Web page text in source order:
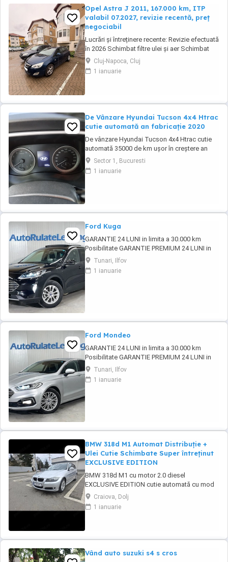
Opel Astra J 2011, 167.000 km, ITP
valabil 07.2027, revizie recentă, preț
negociabil
Lucrări și întreținere recente: Revizie efectuată
în 2026 Schimbat filtre ulei și aer Schimbat
ulei: 6L GM 5W30 Schimbat compresor climă
Schimbat furtun gaze retur ulei Curățat filtru
de particule DPF Curățată baie ulei Distribuție
Cluj-Napoca, Cluj
1 ianuarie
De Vânzare Hyundai Tucson 4x4 Htrac
cutie automată an fabricație 2020
De vânzare Hyundai Tucson 4x4 Htrac cutie
automată 35000 de km ușor în creștere an
fabricație 2020 ,anul trecut a ieșit din garanție,
revizie efectuată la 30000 de km ,schimb ulei
și filtre.Climă automată,volan îmbrăcat în piele
Sector 1, Bucuresti
1 ianuarie
Ford Kuga
GARANTIE 24 LUNI in limita a 30.000 km
Posibilitate GARANTIE PREMIUM 24 LUNI in
limita a 50.000 km Posibilitate finantare cu
avans 0% pe o perioada de maxim 6 ani
Aprobare garantata credit pentru persoane
Tunari, Ilfov
1 ianuarie
Ford Mondeo
GARANTIE 24 LUNI in limita a 30.000 km
Posibilitate GARANTIE PREMIUM 24 LUNI in
limita a 50.000 km Posibilitate finantare cu
avans 0% pe o perioada de maxim 6 ani
Aprobare garantata credit pentru persoane
Tunari, Ilfov
1 ianuarie
BMW 318d M1 Automat Distribuție +
Ulei Cutie Schimbate Super întreținut
EXCLUSIVE EDITION
BMW 318d M1 cu motor 2.0 diesel
EXCLUSIVE EDITION cutie automată cu mod
Sport, an 2012 masină întretinută corect, cu
investiţii importante făcute si functionare
foarte bună. Normă poluare: Euro 5 Cutie
DOTĂRI: - Geamuri fumurii ...
Craiova, Dolj
1 ianuarie
Vând auto suzuki s4 s cros